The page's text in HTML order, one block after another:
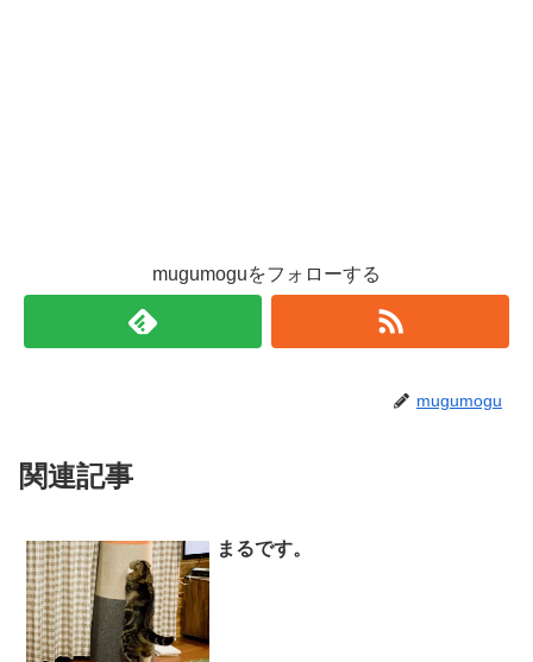
mugumoguをフォローする
mugumogu
関連記事
まるです。